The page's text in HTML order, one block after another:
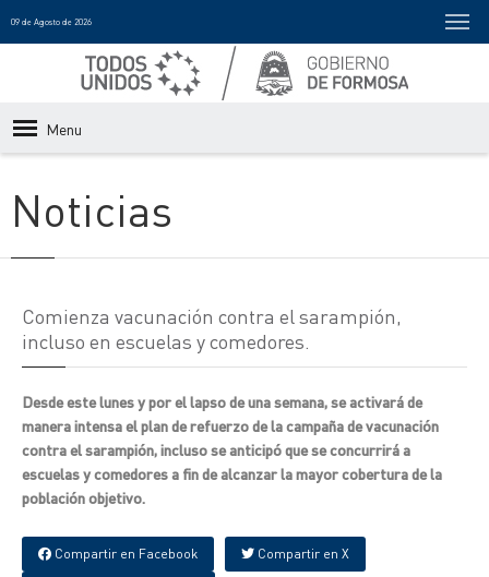
09 de Agosto de 2026
Menu
Noticias
Comienza vacunación contra el sarampión,
incluso en escuelas y comedores.
Desde este lunes y por el lapso de una semana, se activará de
manera intensa el plan de refuerzo de la campaña de vacunación
contra el sarampión, incluso se anticipó que se concurrirá a
escuelas y comedores a fin de alcanzar la mayor cobertura de la
población objetivo.
Compartir en Facebook Compartir en X